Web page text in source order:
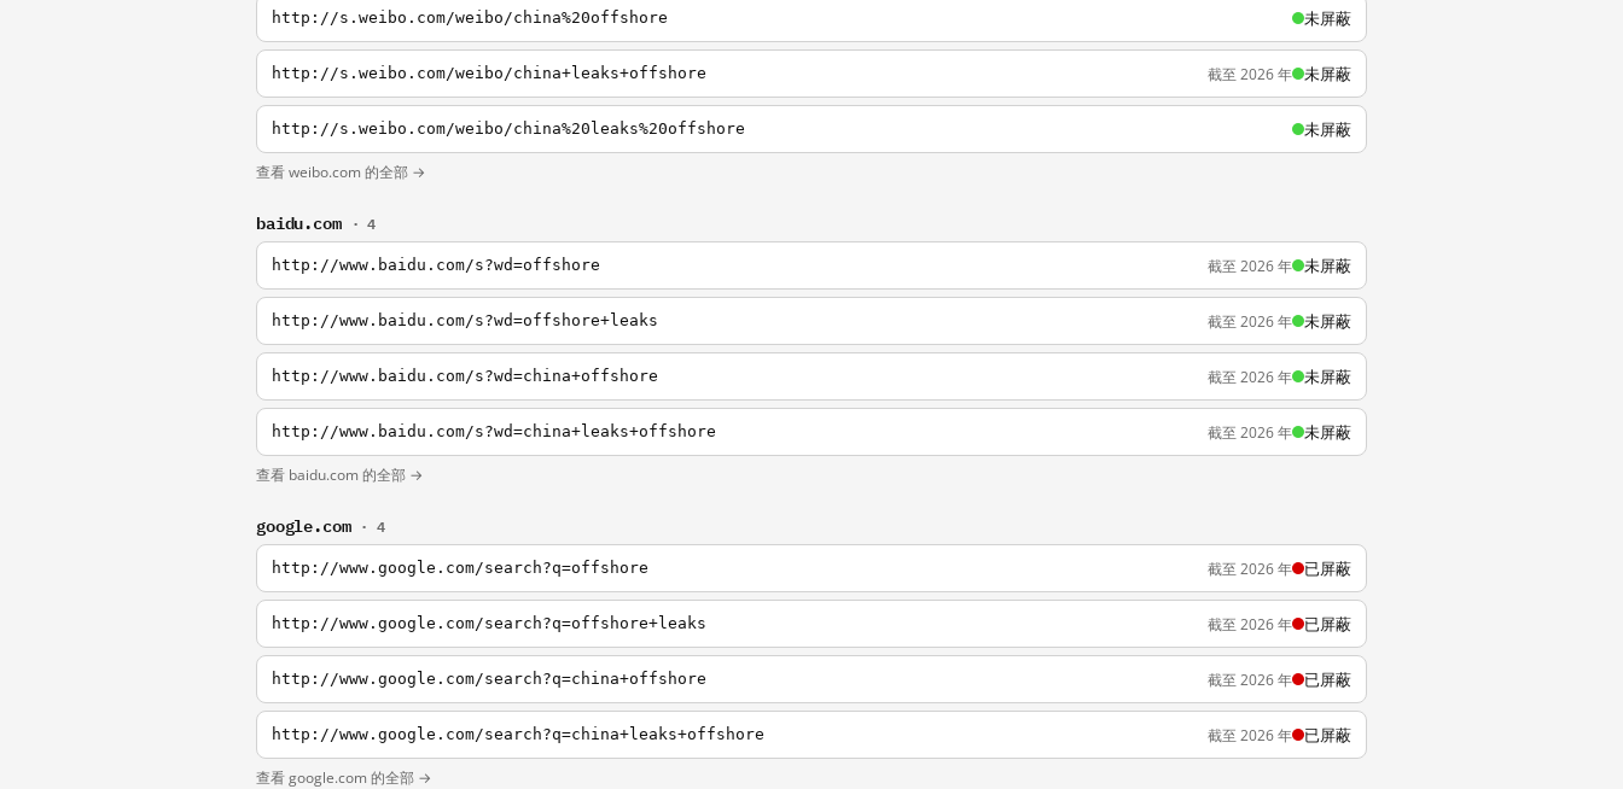
http://s.weibo.com/weibo/china%20offshore 未屏蔽
http://s.weibo.com/weibo/china+leaks+offshore 截至 2026 年 未屏蔽
http://s.weibo.com/weibo/china%20leaks%20offshore 未屏蔽
查看 weibo.com 的全部 →
baidu.com · 4
http://www.baidu.com/s?wd=offshore 截至 2026 年 未屏蔽
http://www.baidu.com/s?wd=offshore+leaks 截至 2026 年 未屏蔽
http://www.baidu.com/s?wd=china+offshore 截至 2026 年 未屏蔽
http://www.baidu.com/s?wd=china+leaks+offshore 截至 2026 年 未屏蔽
查看 baidu.com 的全部 →
google.com · 4
http://www.google.com/search?q=offshore 截至 2026 年 已屏蔽
http://www.google.com/search?q=offshore+leaks 截至 2026 年 已屏蔽
http://www.google.com/search?q=china+offshore 截至 2026 年 已屏蔽
http://www.google.com/search?q=china+leaks+offshore 截至 2026 年 已屏蔽
查看 google.com 的全部 →